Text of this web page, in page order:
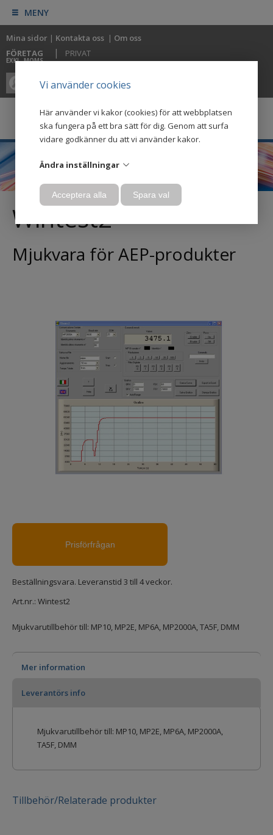
MENY
Vi använder cookies
Här använder vi kakor (cookies) för att webbplatsen
ska fungera på ett bra sätt för dig. Genom att surfa
vidare godkänner du att vi använder kakor.
Ändra inställningar
Acceptera alla Spara val
Mina sidor | Kontakta oss | Om oss
FÖRETAG
EXKL. MOMS
| PRIVAT
0 0
Wintest2
Mjukvara för AEP-produkter
Beställningsvara. Leveranstid 3 till 4 veckor.
Art.nr.: Wintest2
Mjukvarutillbehör till: MP10, MP2E, MP6A, MP2000A, TA5F, DMM
Mer information
Leverantörs info
Mjukvarutillbehör till: MP10, MP2E, MP6A, MP2000A,
TA5F, DMM
Tillbehör/Relaterade produkter